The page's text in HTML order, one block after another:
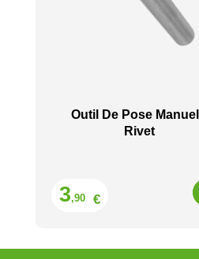
Outil De Pose
Rivet
3,90 €